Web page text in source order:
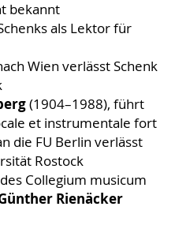
bekannt
als Lektor für
Wien verlässt Schenk
(1904–1988), führt
et instrumentale fort
die FU Berlin verlässt
Rostock
Collegium musicum
Rienäcker